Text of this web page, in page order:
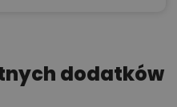
dodatków